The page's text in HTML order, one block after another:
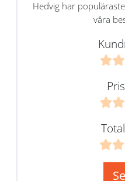
Hedvig har
våra